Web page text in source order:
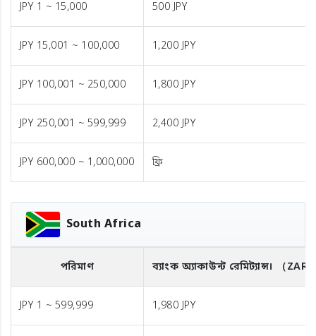
JPY 1 ~ 15,000 500 JPY
JPY 15,001 ~ 100,000 1,200 JPY
JPY 100,001 ~ 250,000 1,800 JPY
JPY 250,001 ~ 599,999 2,400 JPY
JPY 600,000 ~ 1,000,000 ফ্রি
South Africa
পরিমাণ ব্যাংক অ্যাকাউন্ট রেমিট্যান্স। （ZAR
JPY 1 ~ 599,999 1,980 JPY